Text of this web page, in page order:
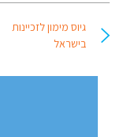
גיוס מימון לזכיינות
בישראל